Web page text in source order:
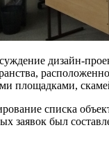
дизайн-
площадками,
списка
заявок был